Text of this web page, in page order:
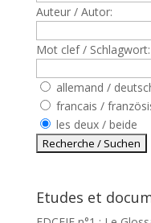
Auteur / Autor:
Mot clef / Schlagwort:
allemand /
francais /
les deux / beide
Etudes et